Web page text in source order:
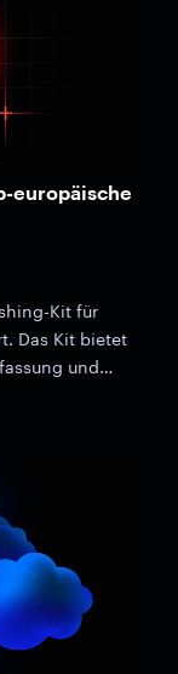
europäische
Kit für
Das Kit bietet
und